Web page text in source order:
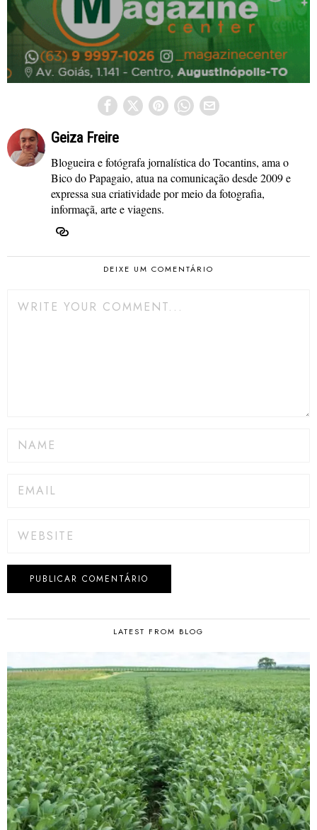
Geiza Freire
Blogueira e fotógrafa jornalística do Tocantins, ama o
Bico do Papagaio, atua na comunicação desde 2009 e
expressa sua criatividade por meio da fotografia,
informaçã, arte e viagens.
DEIXE UM COMENTÁRIO
LATEST FROM BLOG